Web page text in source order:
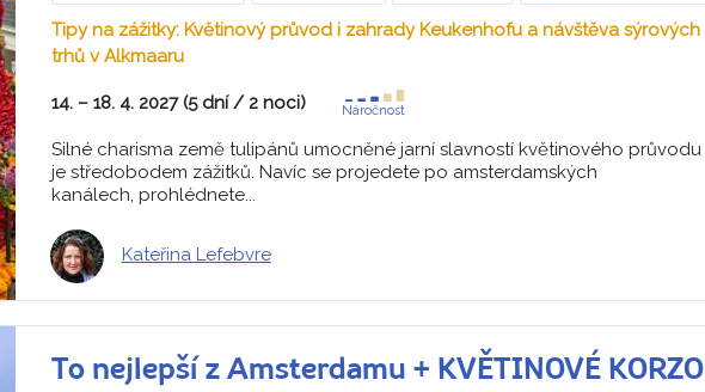
Tipy na zážitky: Květinový průvod i zahrady Keukenhofu a návštěva sýrových
trhů v Alkmaaru
14. – 18. 4. 2027 (5 dní / 2 noci) Náročnost
Silné charisma země tulipánů umocněné jarní slavností květinového průvodu
je středobodem zážitků. Navíc se projedete po amsterdamských
kanálech, prohlédnete...
Kateřina Lefebvre
To nejlepší z Amsterdamu + KVĚTINOVÉ KORZO